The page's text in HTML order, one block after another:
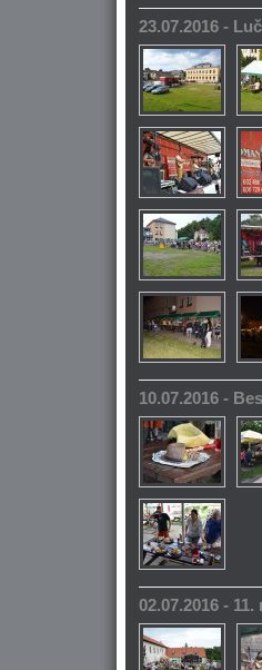
23.07.2016 -
10.07.2016 -
02.07.2016 -